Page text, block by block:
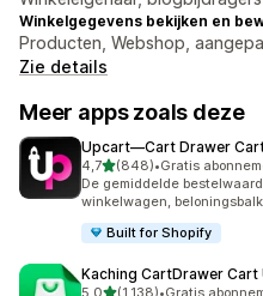
Winkelgegevens bekijken en
Producten, Webshop,
Zie details
Meer apps zoals deze
Upcart—Cart Drawer
4,7van 5 sterren
(848)
848 recensies in totaal
•Gratis
De gemiddelde
winkelwagen,
Built for Shopify
Kaching CartDrawer Cart
van 5 sterren